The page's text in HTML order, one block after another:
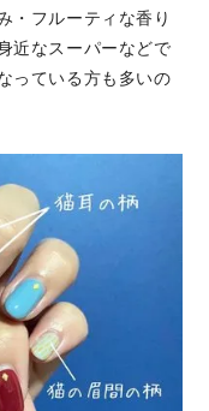
・フルーティな香り
近なスーパーなどで
っている方も多いの